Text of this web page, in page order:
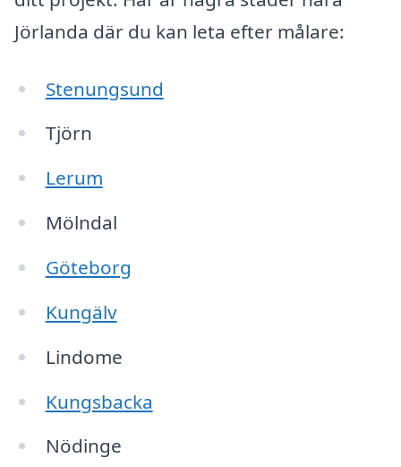
Jörlanda där du kan leta efter målare:
Stenungsund
Tjörn
Lerum
Mölndal
Göteborg
Kungälv
Lindome
Kungsbacka
Nödinge